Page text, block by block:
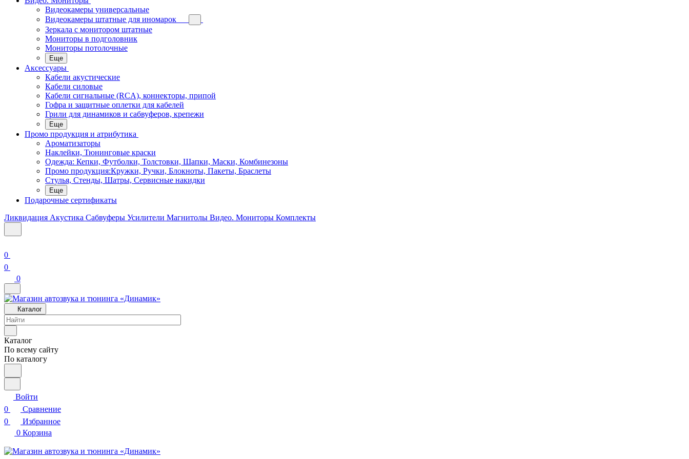
Видеокамеры универсальные
Видеокамеры штатные для иномарок
Зеркала с монитором штатные
Мониторы в подголовник
Мониторы потолочные
Еще
Аксессуары
Кабели акустические
Кабели силовые
Кабели сигнальные (RCA), коннекторы, припой
Гофра и защитные оплетки для кабелей
Грили для динамиков и сабвуферов, крепежи
Еще
Промо продукция и атрибутика
Ароматизаторы
Наклейки, Тюнинговые краски
Одежда: Кепки, Футболки, Толстовки, Шапки, Маски, Комбинезоны
Промо продукция:Кружки, Ручки, Блокноты, Пакеты, Браслеты
Стулья, Стенды, Шатры, Сервисные накидки
Еще
Подарочные сертификаты
Ликвидация Акустика Сабвуферы Усилители Магнитолы Видео. Мониторы Комплекты
0
0
0
Каталог
Каталог
По всему сайту
По каталогу
Войти
0
Сравнение
0
Избранное
0 Корзина